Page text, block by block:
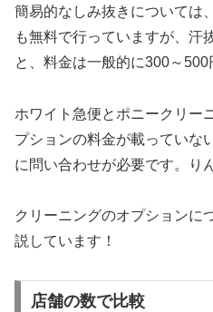
簡易的なしみ抜きについては
も無料で行っていますが、汗
と、料金は一般的に300～500
ホワイト急便とポニークリー
プションの料金が載っていな
に問い合わせが必要です。り
クリーニングのオプションに
説しています！
店舗の数で比較